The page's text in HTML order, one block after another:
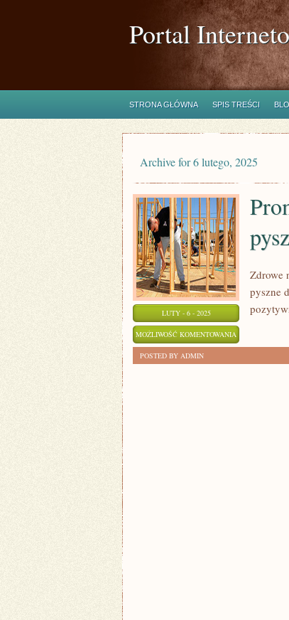
Portal
STRONA GŁÓWNA SPIS TREŚCI
Archive for 6 lutego, 2025
LUTY - 6 - 2025
MOŻLIWOŚĆ KOMENTOWANIA
ZOSTAŁA WYŁĄCZONA
Zdrowe
pyszne
POSTED BY ADMIN